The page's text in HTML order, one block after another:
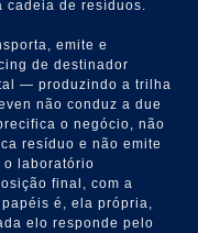
de resíduos.
emite e
de destinador
— produzindo a trilha
não conduz a due
o negócio, não
resíduo e não emite
o laboratório
final, com a
é, ela própria,
elo responde pelo